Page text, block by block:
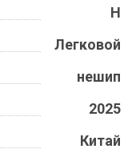
H
Легковой
нешип
2025
Китай